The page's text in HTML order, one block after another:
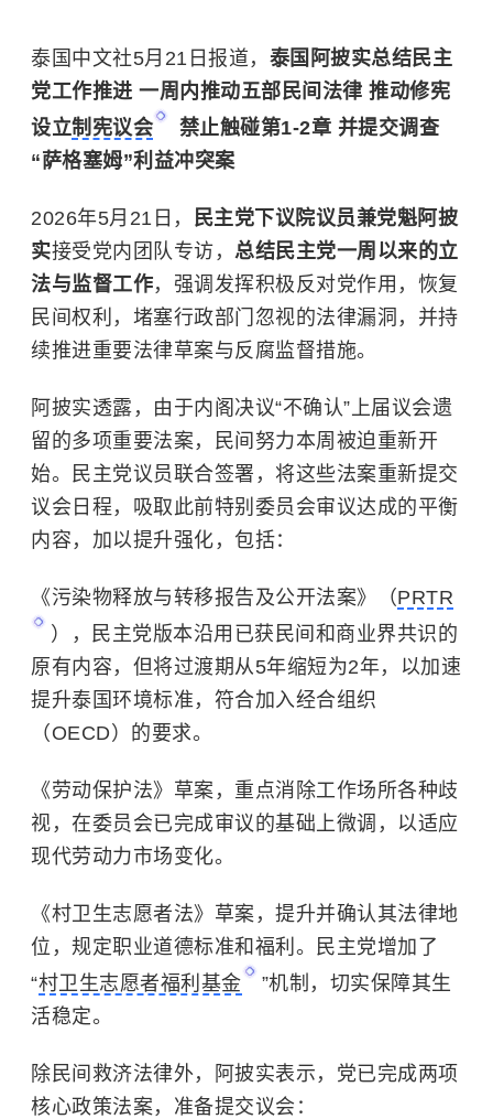
泰国中文社5月21日报道， 泰国阿披实总结民主
党工作推进 一周内推动五部民间法律 推动修宪
设立制宪议会
禁止触碰第1-2章 并提交调查
“萨格塞姆”利益冲突案
2026年5月21日，
民主党下议院议员兼党魁阿披
实接受党内团队专访， 总结民主党一周以来的立
法与监督工作，强调发挥积极反对党作用，恢复
民间权利，堵塞行政部门忽视的法律漏洞，并持
续推进重要法律草案与反腐监督措施。
阿披实透露，由于内阁决议“不确认”上届议会遗
留的多项重要法案，民间努力本周被迫重新开
始。民主党议员联合签署，将这些法案重新提交
议会日程，吸取此前特别委员会审议达成的平衡
内容，加以提升强化，包括：
《污染物释放与转移报告及公开法案》（PRTR
），民主党版本沿用已获民间和商业界共识的
原有内容，但将过渡期从5年缩短为2年，以加速
提升泰国环境标准，符合加入经合组织
（OECD）的要求。
《劳动保护法》草案，重点消除工作场所各种歧
视，在委员会已完成审议的基础上微调，以适应
现代劳动力市场变化。
《村卫生志愿者法》草案，提升并确认其法律地
位，规定职业道德标准和福利。民主党增加了
“村卫生志愿者福利基金
”机制，切实保障其生
活稳定。
除民间救济法律外，阿披实表示，党已完成两项
核心政策法案，准备提交议会：